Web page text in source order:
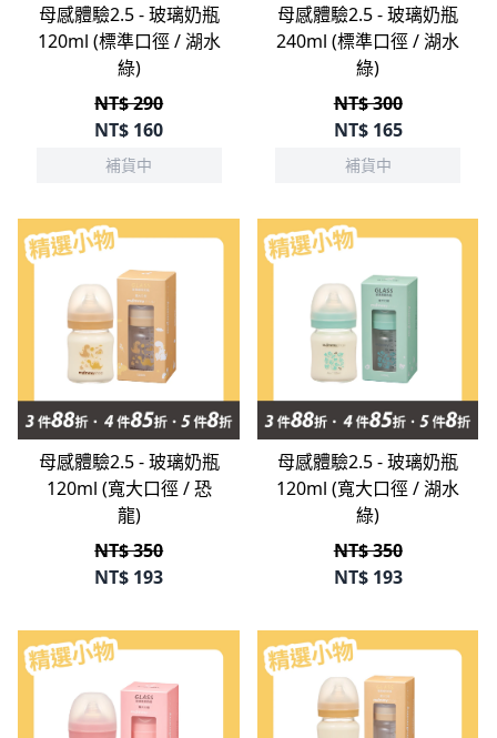
母感體驗2.5 - 玻璃奶瓶
120ml (標準口徑 / 湖水
綠)
NT$ 290
NT$ 160
補貨中
母感體驗2.5 - 玻璃奶瓶
240ml (標準口徑 / 湖水
綠)
NT$ 300
NT$165
補貨中
立即選購
母感體驗2.5 - 玻璃奶瓶
120ml (寬大口徑 / 恐
龍)
NT$ 350
NT$ 193
立即選購
母感體驗2.5 - 玻璃奶瓶
120ml (寬大口徑 / 湖水
綠)
NT$ 350
NT$193